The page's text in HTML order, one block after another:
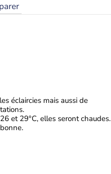
éclaircies mais aussi de
et 29°C, elles seront chaudes.